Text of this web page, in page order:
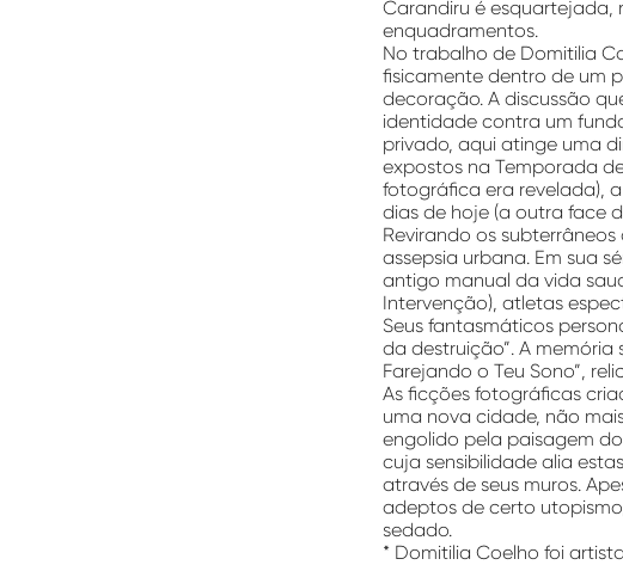
Carandiru é esquartejada,
enquadramentos.
No trabalho de Domitilia
fisicamente dentro de um
decoração. A discussão
identidade contra um
privado, aqui atinge uma
expostos na Temporada
fotográfica era revelada),
dias de hoje (a outra face
Revirando os
assepsia urbana. Em sua
antigo manual da vida
Intervenção), atletas
Seus fantasmáticos
da destruição”. A
Farejando o Teu Sono”,
As ficções fotográficas
uma nova cidade, não
engolido pela paisagem
cuja sensibilidade alia
através de seus muros.
adeptos de certo
sedado.
* Domitilia Coelho foi a